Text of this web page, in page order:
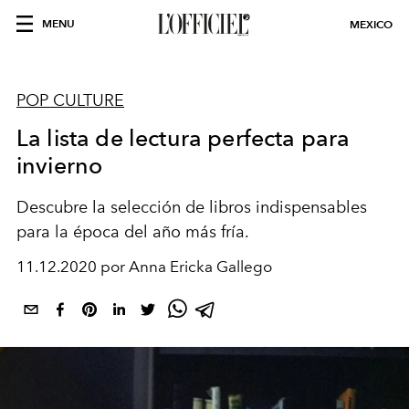
MENU MEXICO
POP CULTURE
La lista de lectura perfecta para
invierno
Descubre la selección de libros indispensables
para la época del año más fría.
11.12.2020 por Anna Ericka Gallego